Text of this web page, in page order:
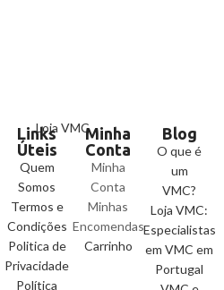
Links
Úteis
Quem
Somos
Termos e
Condições
Politica de
Privacidade
Política
Minha
Conta
Minha
Conta
Minhas
Encomendas
Carrinho
Blog
O que é
um
VMC?
Loja VMC:
Especialistas
em VMC em
Portugal